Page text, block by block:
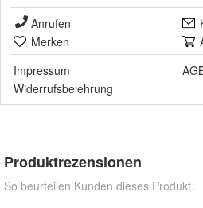
Anrufen
Merken
Impressum
Widerrufsbelehrung
Produktrezensionen
So beurteilen Kunden dieses Produkt.